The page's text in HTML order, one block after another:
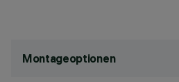
Montageoptionen